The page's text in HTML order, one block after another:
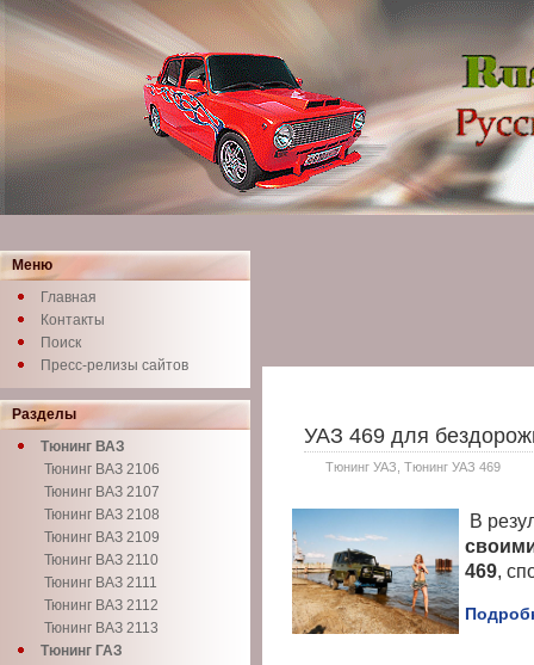
Меню
Главная
Контакты
Поиск
Пресс-релизы сайтов
Разделы
Тюнинг ВАЗ
Тюнинг ВАЗ 2106
Тюнинг ВАЗ 2107
Тюнинг ВАЗ 2108
Тюнинг ВАЗ 2109
Тюнинг ВАЗ 2110
Тюнинг ВАЗ 2111
Тюнинг ВАЗ 2112
Тюнинг ВАЗ 2113
Тюнинг ГАЗ
УАЗ 469 для
Тюнинг УАЗ Тюнинг УАЗ 469
В
469,